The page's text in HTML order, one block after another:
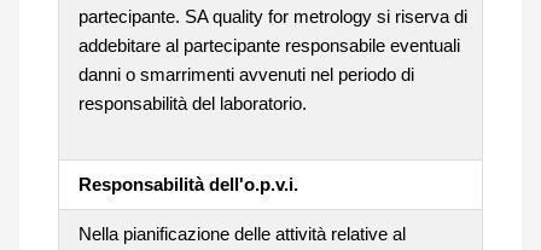
partecipante. SA quality for metrology si riserva di
addebitare al partecipante responsabile eventuali
danni o smarrimenti avvenuti nel periodo di
responsabilità del laboratorio.
Responsabilità dell'o.p.v.i.
Nella pianificazione delle attività relative al